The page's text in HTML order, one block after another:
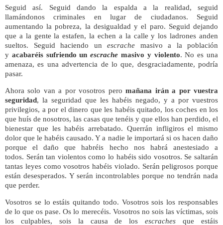
Seguid así. Seguid dando la espalda a la realidad, seguid
llamándonos criminales en lugar de ciudadanos. Seguid
aumentando la pobreza, la desigualdad y el paro. Seguid dejando
que a la gente la estafen, la echen a la calle y los ladrones anden
sueltos. Seguid haciendo un
escrache masivo a la población
y acabaréis sufriendo un escrache masivo y violento. No es una
amenaza, es una advertencia de lo que, desgraciadamente, podría
pasar.
Ahora solo van a por vosotros pero mañana irán a por vuestra
seguridad, la seguridad que les habéis negado, y a por vuestros
privilegios, a por el dinero que les habéis quitado, los coches en los
que huís de nosotros, las casas que tenéis y que ellos han perdido, el
bienestar que les habéis arrebatado. Querrán infligiros el mismo
dolor que le habéis causado. Y a nadie le importará si os hacen daño
porque el daño que habréis hecho nos habrá anestesiado a
todos. Serán tan violentos como lo habéis sido vosotros. Se saltarán
tantas leyes como vosotros habéis violado. Serán peligrosos porque
están desesperados. Y serán incontrolables porque no tendrán nada
que perder.
Vosotros se lo estáis quitando todo. Vosotros sois los responsables
de lo que os pase. Os lo merecéis. Vosotros no sois las víctimas, sois
los culpables, sois la causa de los
escraches
que estáis